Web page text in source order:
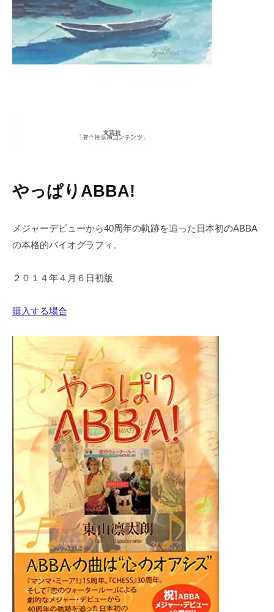
やっぱりABBA!
メジャーデビューから40周年の軌跡を追った日本初のABBA
の本格的バイオグラフィ。
２０１４年４月６日初版
購入する場合